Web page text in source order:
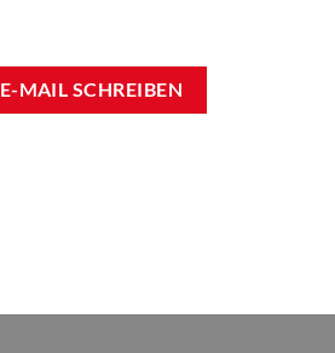
E-MAIL SCHREIBEN